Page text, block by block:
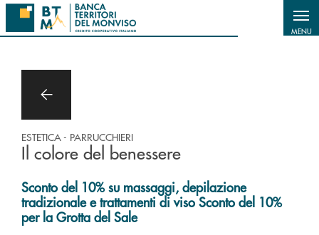
Salta al contenuto principale
MENU
ESTETICA - PARRUCCHIERI
Il colore del benessere
Sconto del 10% su massaggi, depilazione
tradizionale e trattamenti di viso Sconto del 10%
per la Grotta del Sale